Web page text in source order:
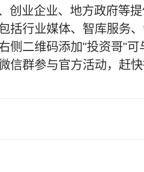
创业企业、地方政府等
括行业媒体、智库服务
侧二维码添加"投资哥"可
信群参与官方活动，赶